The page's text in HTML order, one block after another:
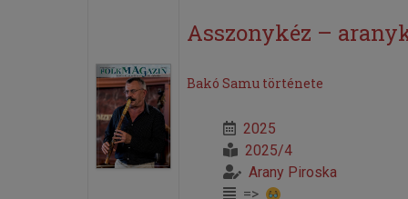
Asszonykéz –
Bakó Samu története
2025
2025/4
Arany Piroska
=>